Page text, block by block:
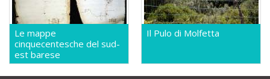
Le mappe
cinquecentesche del sud-
est barese
Il Pulo di Molfetta